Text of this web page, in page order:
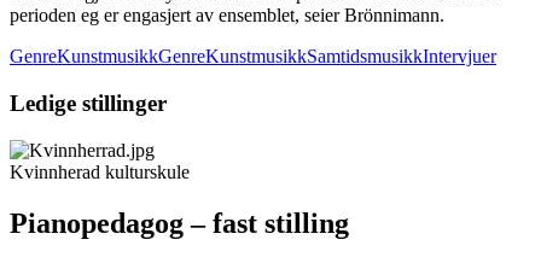
perioden eg er engasjert av ensemblet, seier Brönnimann.
GenreKunstmusikkGenreKunstmusikkSamtidsmusikkIntervjuer
Ledige stillinger
Kvinnherad kulturskule
Pianopedagog – fast stilling